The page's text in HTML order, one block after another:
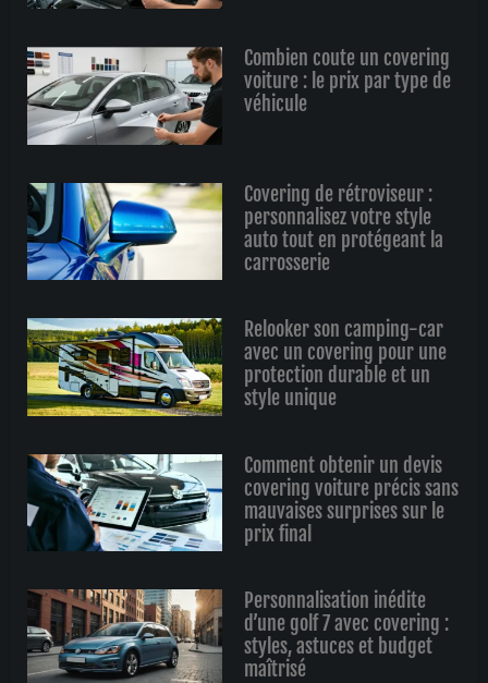
Combien coute un covering
voiture : le prix par type de
véhicule
Covering de rétroviseur :
personnalisez votre style
auto tout en protégeant la
carrosserie
Relooker son camping-car
avec un covering pour une
protection durable et un
style unique
Comment obtenir un devis
covering voiture précis sans
mauvaises surprises sur le
prix final
Personnalisation inédite
d’une golf 7 avec covering :
styles, astuces et budget
maîtrisé